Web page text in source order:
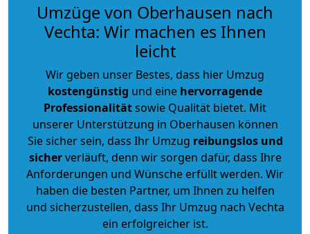
Umzüge von Oberhausen nach
Vechta: Wir machen es Ihnen
leicht
Wir geben unser Bestes, dass hier Umzug
kostengünstig und eine hervorragende
Professionalitätsowie Qualität bietet. Mit
unserer Unterstützung in Oberhausen können
Sie sicher sein, dass Ihr Umzug reibungslos und
sicherverläuft, denn wir sorgen dafür, dass Ihre
Anforderungen und Wünsche erfüllt werden. Wir
haben die besten Partner, um Ihnen zu helfen
und sicherzustellen, dass Ihr Umzug nach Vechta
ein erfolgreicher ist.